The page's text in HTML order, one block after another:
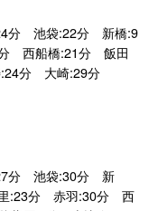
分 池袋:22分 新橋:9
西船橋:21分 飯田
分 大崎:29分
分 池袋:30分 新
:23分 赤羽:30分 西